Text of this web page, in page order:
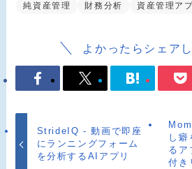
純資産管理
財務分析 資産管理ア
よかったらシェアし
StrideIQ - 動画で即座
にランニングフォーム
を分析するAIアプリ
し癖
るア
付き